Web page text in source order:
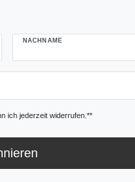
NACHNAME
ich jederzeit widerrufen.**